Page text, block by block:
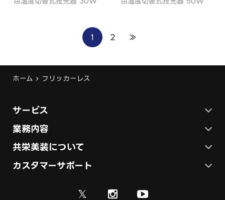
1 2 ≫
ホーム フリッカーレス
サービス
ステージ施工プラン
テント施工プラン
展示会ブース制作
業務内容
各種イベントの総合サービス
展示会ブース装飾・デザイン
ディスプレイ・サイン制作
共栄美装について
会社概要
カスタマーサポート
𝕏